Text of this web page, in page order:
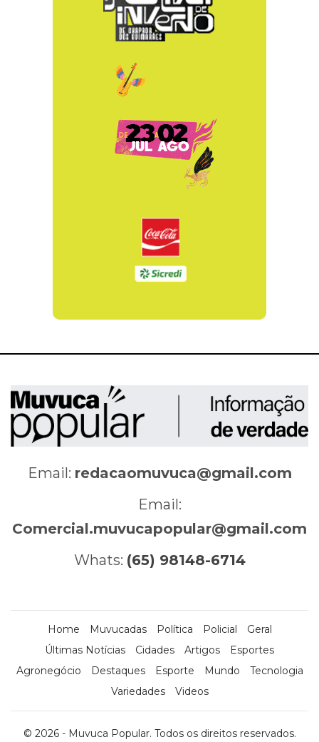
Email: redacaomuvuca@gmail.com
Email:
Comercial.muvucapopular@gmail.com
Whats: (65) 98148-6714
Home Muvucadas Política Policial
Geral
Últimas Notícias
Cidades Artigos
Esportes
Agronegócio
Destaques Esporte Mundo
Tecnologia
Variedades
Videos
© 2026 - Muvuca Popular. Todos os direitos reservados.